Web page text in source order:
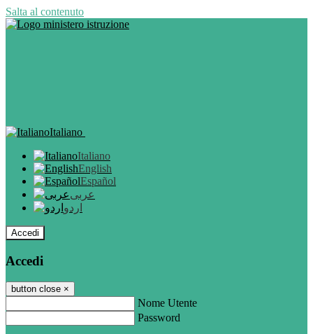
Salta al contenuto
Italiano
Italiano
English
Español
عربى
اردو
Accedi
Accedi
button close ×
Nome Utente
Password